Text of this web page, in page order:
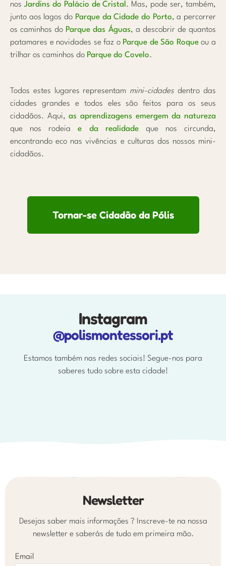
nos Jardins do Palácio de Cristal. Mas, pode ser, também,
junto aos lagos do Parque da Cidade do Porto, a percorrer
os caminhos do Parque das Águas, a descobrir de quantos
patamares e novidades se faz o Parque de São Roqueou a
trilhar os caminhos do Parque do Covelo.
Todos estes lugares representam mini-cidades dentro das
cidades grandes e todos eles são feitos para os seus
cidadãos. Aqui,as aprendizagens emergem da natureza
que nos rodeiae da realidade que nos circunda,
encontrando eco nas vivências e culturas dos nossos mini-
cidadãos.
Tornar-se Cidadão da Pólis
Instagram
@polismontessori.pt
Estamos também nas redes sociais! Segue-nos para
saberes tudo sobre esta cidade!
Newsletter
Desejas saber mais informações ? Inscreve-te na nossa
newsletter e saberás de tudo em primeira mão.
Email